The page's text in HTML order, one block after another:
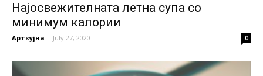
Најосвежителната летна супа со
минимум калории
Арткујна - July 27, 2020 0